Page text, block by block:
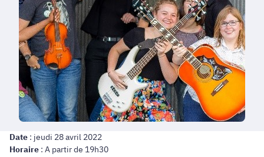
Date : jeudi 28 avril 2022
Horaire : A partir de 19h30